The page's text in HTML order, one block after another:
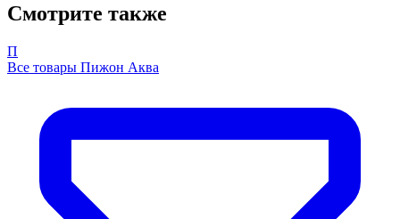
Смотрите также
П
Все товары Пижон Аква